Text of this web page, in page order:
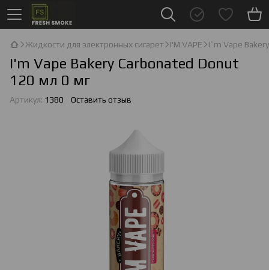
Жидкости для электронных сигарет I'М VAPE I`m Vape
I'm Vape Bakery Carbonated Donut
120 мл 0 мг
Артикул: 1380 Оставить отзыв